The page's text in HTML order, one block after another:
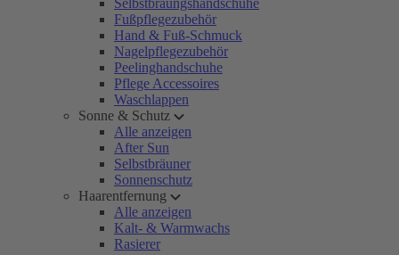
Selbstbräungshandschuhe
Fußpflegezubehör
Hand & Fuß-Schmuck
Nagelpflegezubehör
Peelinghandschuhe
Pflege Accessoires
Waschlappen
Sonne & Schutz
Alle anzeigen
After Sun
Selbstbräuner
Sonnenschutz
Haarentfernung
Alle anzeigen
Kalt- & Warmwachs
Rasierer